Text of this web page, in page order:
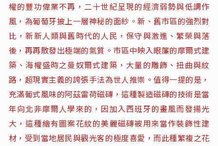
權的豐功偉業不再，二十世紀呈現的經濟弱勢與低調作
風，為葡萄牙披上一層神秘的面紗。新、舊市區的強烈對
比，新新人類與舊時代的人民，保守與激進、繁榮與落
後，再再散發出極端的氣質。市區中映入眼簾的摩爾式建
築、海權盛時之曼奴爾式建築，大量的雕飾、扭曲與紋
路，超現實主義的誇張手法為世人推崇。值得一提的是，
充滿葡式風味的阿茲雷荷磁磚，這種製造磁磚的技術是當
年向北非摩爾人學來的，因加入西班牙的畫風而發揚光
大，這種繪有圖案花紋的美麗磁磚被用來當作裝飾性建
材，受到當地居民與觀光客的極度喜愛，而此種繁複之花